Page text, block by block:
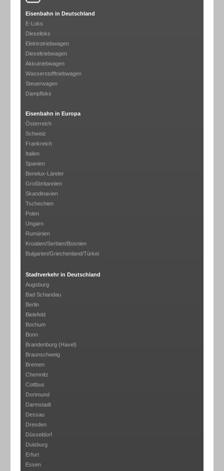
Eisenbahn in Deutschland
E-Loks
Dieselloks
Elektrotriebwagen
Dieseltriebwagen
Akkutriebwagen
Wasserstofftriebwagen
Steuerwagen
Dampfloks
Eisenbahn in Europa
Österreich
Schweiz
Frankreich
Italien
Spanien
Benelux-Länder
Großbritannien
Skandinavien
Tschechien
Polen
Ungarn
Rumänien
Kroatien/Serbien/Bosnien
Bulgarien/Griechenland/Türkei
Stadtverkehr in Deutschland
Augsburg
Bad Schandau
Berlin
Bielefeld
Bochum
Bonn
Brandenburg (Havel)
Braunschweig
Bremen
Chemnitz
Cottbus
Dortmund
Darmstadt
Dessau
Dresden
Düsseldorf
Duisburg
Erfurt
Essen